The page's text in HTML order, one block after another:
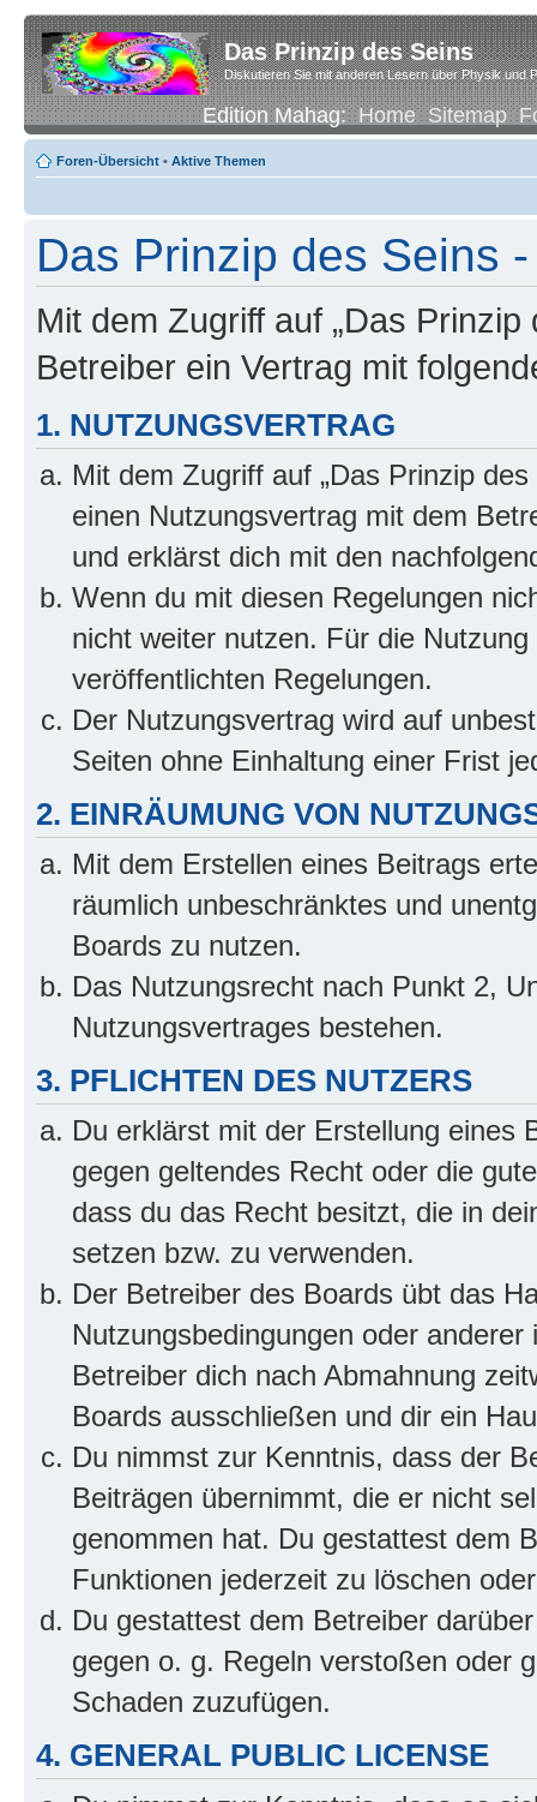
Das Prinzip des Seins
Diskutieren Sie mit anderen Lesern über Physik und
Edition Mahag:Home Sitemap
Foren-Übersicht • Aktive Themen
Das Prinzip des Seins
Mit dem Zugriff auf „Das
Betreiber ein Vertrag mit
1. NUTZUNGSVERTRAG
Mit dem Zugriff auf „Das Prinzip
einen Nutzungsvertrag mit dem
und erklärst dich mit den
Wenn du mit diesen Regelungen
nicht weiter nutzen. Für die
veröffentlichten Regelungen.
Der Nutzungsvertrag wird auf
Seiten ohne Einhaltung einer Frist
2. EINRÄUMUNG VON
Mit dem Erstellen eines Beitrags
räumlich unbeschränktes und
Boards zu nutzen.
Das Nutzungsrecht nach Punkt 2,
Nutzungsvertrages bestehen.
3. PFLICHTEN DES NUTZERS
Du erklärst mit der Erstellung eines
gegen geltendes Recht oder die
dass du das Recht besitzt, die in
setzen bzw. zu verwenden.
Der Betreiber des Boards übt das
Nutzungsbedingungen oder
Betreiber dich nach Abmahnung
Boards ausschließen und dir ein
Du nimmst zur Kenntnis, dass der
Beiträgen übernimmt, die er nicht
genommen hat. Du gestattest dem
Funktionen jederzeit zu löschen
Du gestattest dem Betreiber
gegen o. g. Regeln verstoßen oder
Schaden zuzufügen.
4. GENERAL PUBLIC LICENSE